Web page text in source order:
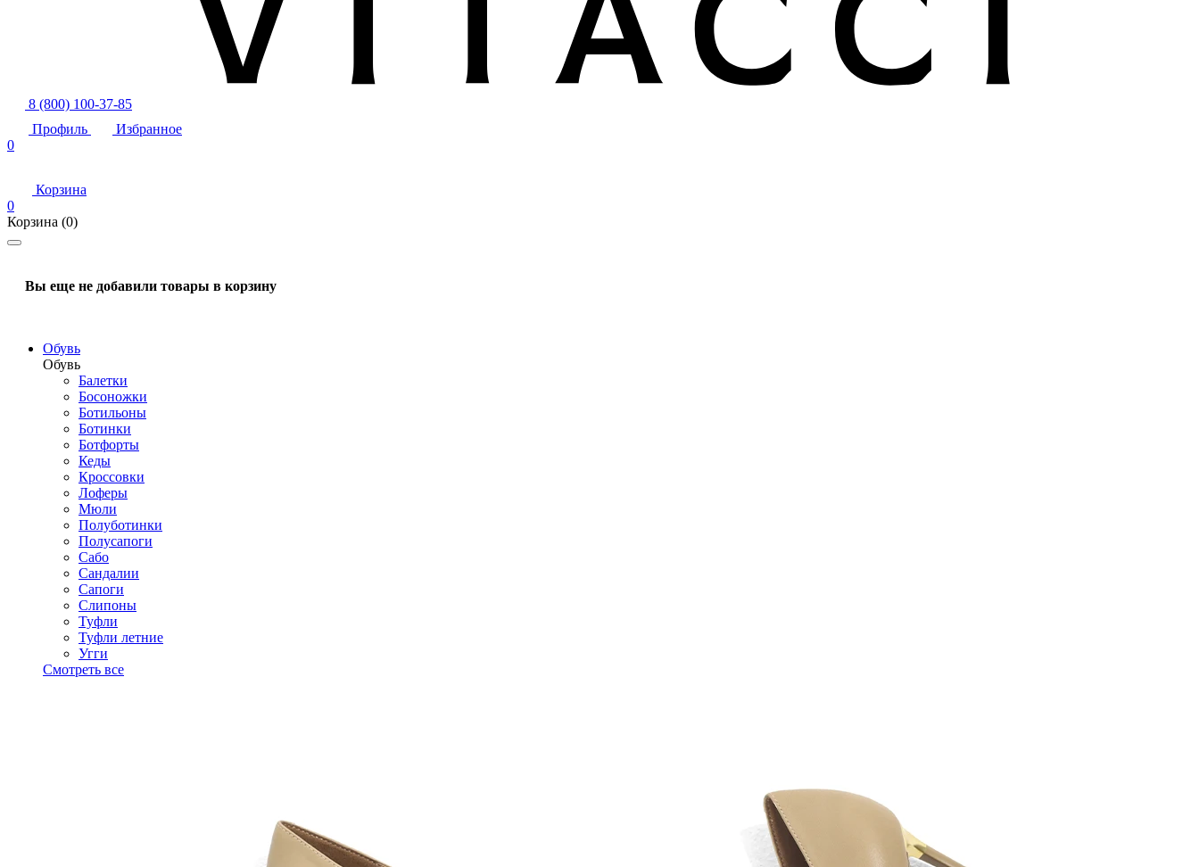
8 (800) 100-37-85
Профиль
Избранное
0
Корзина
0
Корзина (0)
Вы еще не добавили товары в корзину
Обувь
Обувь
Балетки
Босоножки
Ботильоны
Ботинки
Ботфорты
Кеды
Кроссовки
Лоферы
Мюли
Полуботинки
Полусапоги
Сабо
Сандалии
Сапоги
Слипоны
Туфли
Туфли летние
Угги
Смотреть все